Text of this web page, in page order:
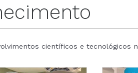
científicos e tecnológicos